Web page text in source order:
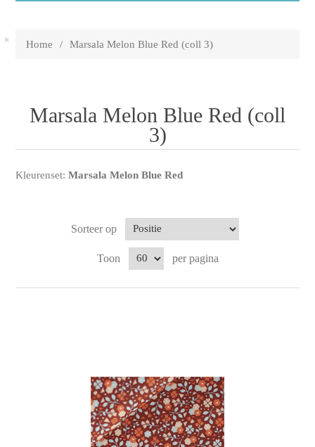
Home / Marsala Melon Blue Red (coll 3)
Marsala Melon Blue Red (coll
3)
Kleurenset:Marsala Melon Blue Red
Sorteer op
Toon per pagina